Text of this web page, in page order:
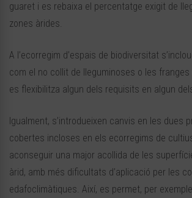
guaret i es rebaixa el percentatge exigit de
zones àrides.
A l’ecorregim d’espais de biodiversitat
com el no collit de lleguminoses o les
es flexibilitza algun dels requisits en algun
Igualment, s’introdueixen canvis en les dues
cobertes incloses en els ecorregims de
aconseguir una major acollida de les
àrid, amb més dificultats d’aplicació per les
edafoclimàtiques. Així, es permet, per